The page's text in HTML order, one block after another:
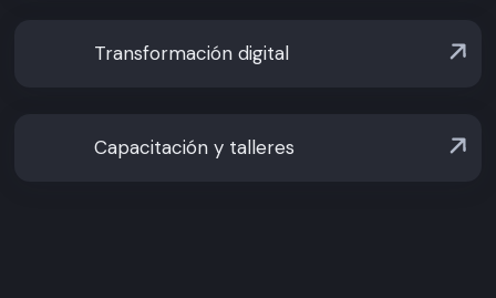
Transformación digital
Capacitación y talleres